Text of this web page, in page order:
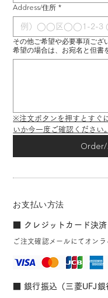
Address/住所 *
その他ご希望や必要事項ござ
希望の場合は、お宛名と但書
※注文ボタンを押すとすぐ
いか今一度ご確認ください。
Order/
お支払い方法
■ クレジットカード決
ご注文確認メールにてオン
■ 銀行振込（三菱UFJ銀